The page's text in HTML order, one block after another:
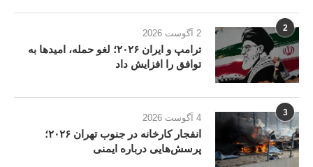
2 2 آگوست 2026
ترامپ و ایران ۲۰۲۶؛ لغو حمله، امیدها به
توافق را افزایش داد
3 4 آگوست 2026
انفجار کارخانه در جنوب تهران ۲۰۲۶؛
پرسش‌هایی درباره ایمنی